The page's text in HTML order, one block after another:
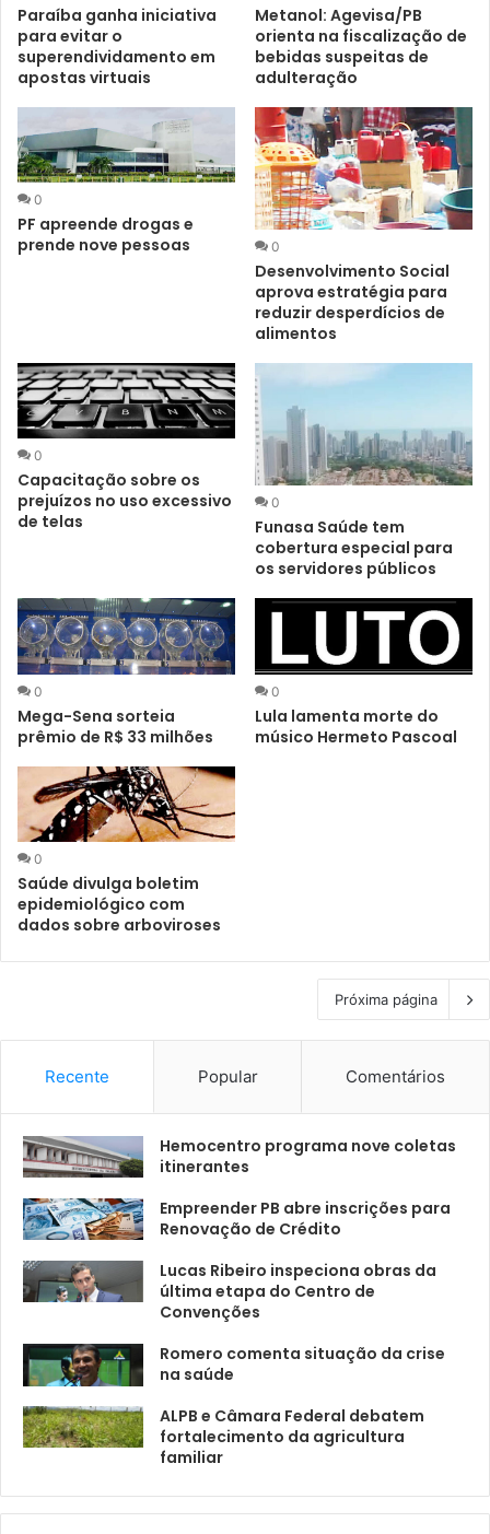
Paraíba ganha iniciativa
para evitar o
superendividamento em
apostas virtuais
Metanol: Agevisa/PB
orienta na fiscalização de
bebidas suspeitas de
adulteração
0
PF apreende drogas e
prende nove pessoas
0
Desenvolvimento Social
aprova estratégia para
reduzir desperdícios de
alimentos
0
Capacitação sobre os
prejuízos no uso excessivo
de telas
0
Funasa Saúde tem
cobertura especial para
os servidores públicos
0
Mega-Sena sorteia
prêmio de R$ 33 milhões
0
Lula lamenta morte do
músico Hermeto Pascoal
0
Saúde divulga boletim
epidemiológico com
dados sobre arboviroses
Próxima página
Recente Popular Comentários
Hemocentro programa nove coletas
itinerantes
Empreender PB abre inscrições para
Renovação de Crédito
Lucas Ribeiro inspeciona obras da
última etapa do Centro de
Convenções
Romero comenta situação da crise
na saúde
ALPB e Câmara Federal debatem
fortalecimento da agricultura
familiar